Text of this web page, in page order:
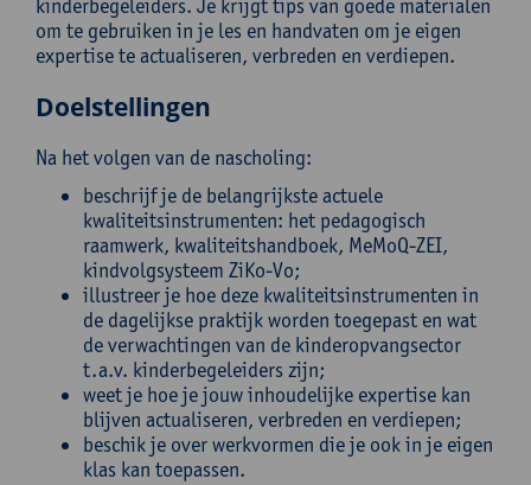
kinderbegeleiders. Je krijgt tips van goede materialen
om te gebruiken in je les en handvaten om je eigen
expertise te actualiseren, verbreden en verdiepen.
Doelstellingen
Na het volgen van de nascholing:
beschrijf je de belangrijkste actuele
kwaliteitsinstrumenten: het pedagogisch
raamwerk, kwaliteitshandboek, MeMoQ-ZEI,
kindvolgsysteem ZiKo-Vo;
illustreer je hoe deze kwaliteitsinstrumenten in
de dagelijkse praktijk worden toegepast en wat
de verwachtingen van de kinderopvangsector
t.a.v. kinderbegeleiders zijn;
weet je hoe je jouw inhoudelijke expertise kan
blijven actualiseren, verbreden en verdiepen;
beschik je over werkvormen die je ook in je eigen
klas kan toepassen.